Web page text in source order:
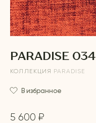
PARADISE 034
КОЛЛЕКЦИЯ PARADISE
В избранное
5 600 ₽